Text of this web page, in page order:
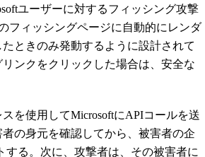
ユーザーに対するフィッシング攻撃
フィッシングページに自動的にレンダ
ときのみ発動するように設計されて
ンクをクリックした場合は、安全な
を使用してMicrosoftにAPIコールを送
の身元を確認してから、被害者の企
する。次に、攻撃者は、その被害者に